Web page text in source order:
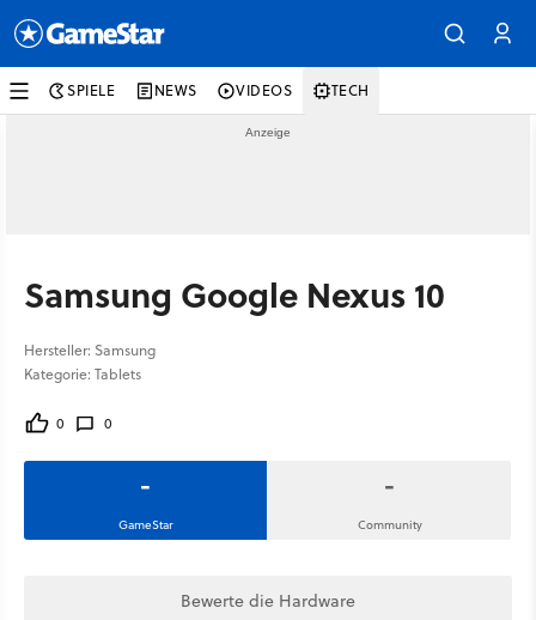
SPIELE NEWS VIDEOS TECH
Samsung Google Nexus 10
Hersteller: Samsung
Kategorie: Tablets
0 0
-
GameStar
-
Community
Bewerte die Hardware